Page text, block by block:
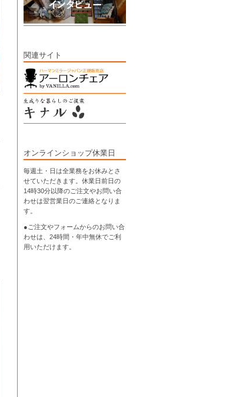
関連サイト
オンラインショップ休業日
毎週土・日は全業務をお休みとさ
せていただきます。休業日前日の
14時30分以降のご注文やお問い合
わせは翌営業日のご連絡となりま
す。
●ご注文やフォームからのお問い合
わせは、 24時間・年中無休でご利
用いただけます。